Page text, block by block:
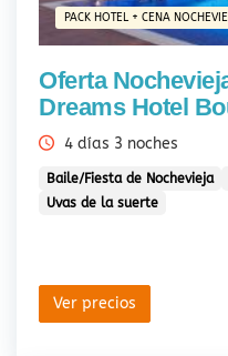
PACK HOTEL + CENA
Oferta
Dreams Hotel
4 días 3 noches
Baile/Fiesta de Nochevieja
Uvas de la suerte
Ver precios